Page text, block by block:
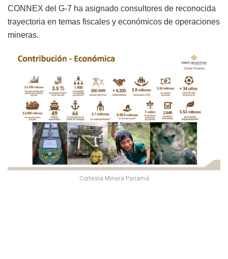
CONNEX del G-7 ha asignado consultores de reconocida
trayectoria en temas fiscales y económicos de operaciones
mineras.
Cortesía Minera Panamá